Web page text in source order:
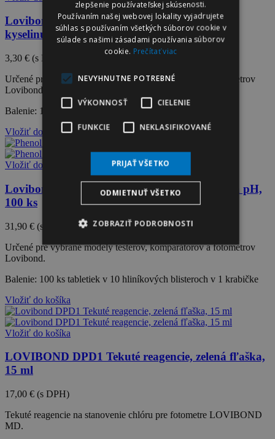
Lovibond CyA-Test Tabletkové reagencie na
kyselinu kyanúrovú, 10 ks
3,30 € (s DPH)
Určené pre vybrané modely testerov, komparátorov a fotometrov
Lovibond.
Balenie: 10 ks tabletiek v 1 hliníkovom blistery
Vložiť do košíka
Vložiť do košíka
Lovibond Phenol Red Tabletkové reagencie na pH,
100 ks
31,90 € (s DPH)
Určené pre vybrané modely testerov, komparátorov a fotometrov
Lovibond.
Balenie: 100 ks tabletiek v 10 hliníkových blisteroch v 1 krabičke
Vložiť do košíka
Vložiť do košíka
LOVIBOND DPD1 Tekuté reagencie, zelená fľaška,
15 ml
17,00 € (s DPH)
Tekuté reagencie na stanovenie chlóru pre fotometre LOVIBOND
MD.
zlepšenie používateľskej skúsenosti.
Používaním našej webovej lokality vyjadrujete
súhlas s používaním všetkých súborov cookie v
súlade s našimi zásadami používania súborov
cookie. Prečítať viac
NEVYHNUTNE POTREBNÉ
VÝKONNOSŤ CIELENIE
FUNKCIE NEKLASIFIKOVANÉ
PRIJAŤ VŠETKO
ODMIETNUŤ VŠETKO
ZOBRAZIŤ PODROBNOSTI